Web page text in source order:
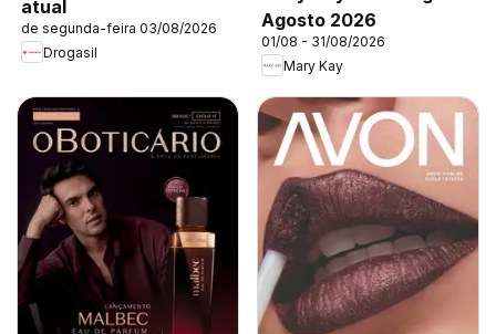
atual
de segunda-feira 03/08/2026
Drogasil
Agosto 2026
01/08 - 31/08/2026
Mary Kay